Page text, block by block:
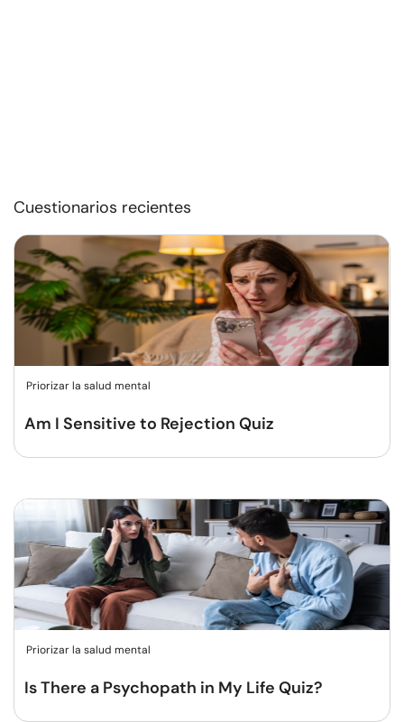
Cuestionarios recientes
Priorizar la salud mental
Am I Sensitive to Rejection Quiz
Priorizar la salud mental
Is There a Psychopath in My Life Quiz?